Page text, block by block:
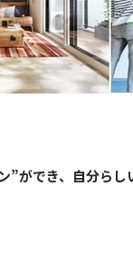
”ができ、自分ら